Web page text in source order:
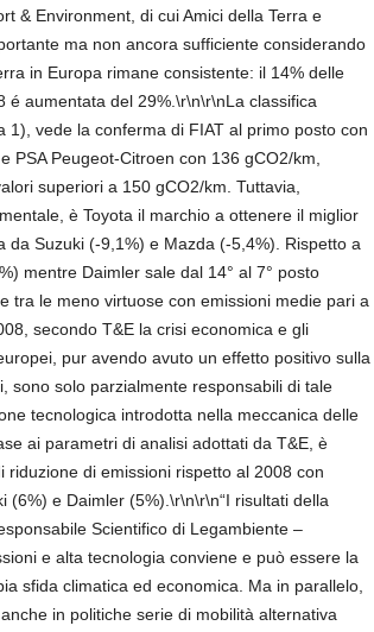
& Environment, di cui Amici della Terra e
ma non ancora sufficiente considerando
in Europa rimane consistente: il 14% delle
aumentata del 29%.\r\n\r\nLa classifica
vede la conferma di FIAT al primo posto con
PSA Peugeot-Citroen con 136 gCO2/km,
superiori a 150 gCO2/km. Tuttavia,
è Toyota il marchio a ottenere il miglior
Suzuki (-9,1%) e Mazda (-5,4%). Rispetto a
mentre Daimler sale dal 14° al 7° posto
tra le meno virtuose con emissioni medie pari a
secondo T&E la crisi economica e gli
pur avendo avuto un effetto positivo sulla
sono solo parzialmente responsabili di tale
tecnologica introdotta nella meccanica delle
ai parametri di analisi adottati da T&E, è
di emissioni rispetto al 2008 con
(6%) e Daimler (5%).\r\n\r\n“I risultati della
Scientifico di Legambiente –
e alta tecnologia conviene e può essere la
sfida climatica ed economica. Ma in parallelo,
in politiche serie di mobilità alternativa